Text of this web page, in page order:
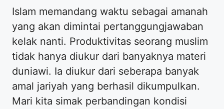
Islam memandang waktu sebagai amanah
yang akan dimintai pertanggungjawaban
kelak nanti. Produktivitas seorang muslim
tidak hanya diukur dari banyaknya materi
duniawi. Ia diukur dari seberapa banyak
amal jariyah yang berhasil dikumpulkan.
Mari kita simak perbandingan kondisi